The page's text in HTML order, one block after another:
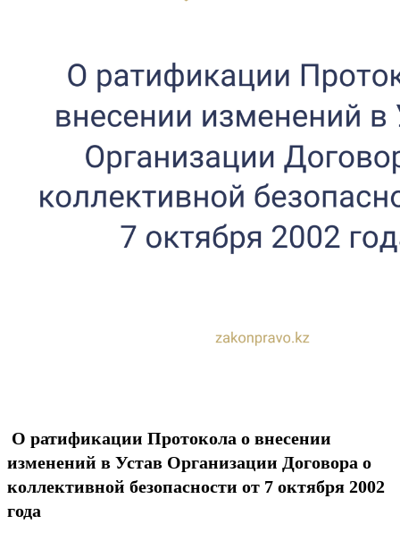
О ратификации Протокола о внесении
изменений в Устав Организации Договора о
коллективной безопасности от 7 октября 2002
года